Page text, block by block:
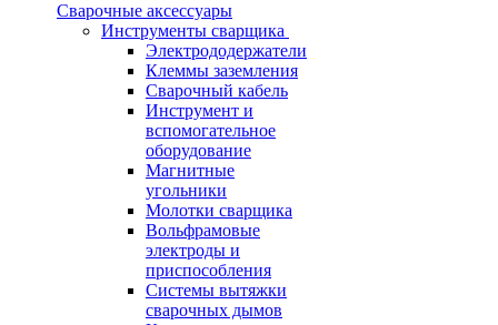
Сварочные аксессуары
Инструменты сварщика
Электрододержатели
Клеммы заземления
Сварочный кабель
Инструмент и
вспомогательное
оборудование
Магнитные
угольники
Молотки сварщика
Вольфрамовые
электроды и
приспособления
Системы вытяжки
сварочных дымов